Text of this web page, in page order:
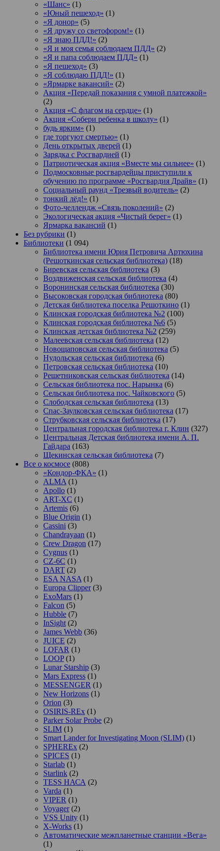
«Шанс» (1)
«Юный пешеход» (1)
«Я донор» (5)
«Я дружу со светофором!» (1)
«Я знаю ПДД!» (2)
«Я и моя семья соблюдаем ПДД» (2)
«Я и папа соблюдаем ПДД» (1)
«Я пешеход» (3)
«Я соблюдаю ПДД!» (1)
«Ярмарке вакансий» (2)
Акция «Передай показания с умной платежкой»
(2)
Акция «С флагом на сердце» (1)
Акция «Собери ребенка в школу» (1)
будь ярким» (1)
где торгуют смертью» (1)
День открытых дверей (1)
Зарядка с Росгвардией (1)
Патриотическая акция «Вместе мы сильнее» (1)
Подмосковные росгвардейцы приступили к
обучению по программе «Росгвардия Драйв» (1)
Социальный раунд «Трезвый водитель» (2)
тонкий лёд!» (1)
Фото-челлендж «Связь поколений» (2)
Экологическая акция «Чистый берег» (1)
Ярмарка вакансий (1)
Без рубрики (1)
Библиотеки (1 094)
Библиотека имени Юрия Петровича Артюхина
(Решоткинская сельская библиотека) (18)
Биревская сельская библиотека (3)
Воздвиженская сельская библиотека (4)
Воронинская сельская библиотека (30)
Высоковская городская библиотека (80)
Детская библиотека поселка Решоткино (1)
Клинская городская библиотека №2 (100)
Клинская городская библиотека №6 (5)
Клинская детская библиотека №2 (259)
Малеевская сельская библиотека (12)
Новощаповская сельская библиотека (5)
Нудольская сельская библиотека (6)
Петровская сельская библиотека (10)
Решетниковская сельская библиотека (14)
Сельская библиотека пос. Нарынка (6)
Сельская библиотека пос. Чайковского (5)
Слободская сельская библиотека (13)
Спас-Заулковская сельская библиотека (17)
Струбковская сельская библиотека (17)
Центральная городская библиотека г. Клин (327)
Центральная Детская библиотека имени А. П.
Гайдара (163)
Щекинская сельская библиотека (7)
Все о космосе (808)
«Кондор-ФКА» (1)
ALMA (1)
Apollo (1)
ART-XC (1)
Artemis (6)
Blue Origin (1)
Cassini (3)
Chandrayaan (1)
Crew Dragon (17)
Cygnus (1)
CZ-6C (1)
DART (2)
ESA NASA (1)
Europa Clipper(3)
ExoMars (1)
Falcon (5)
Hubble (7)
InSight (2)
James Webb (36)
JUICE (2)
LOFAR (1)
LOOP(1)
Lunar Starship (3)
Mars Express (1)
MESSENGER (1)
New Horizons (1)
Orion (3)
OSIRIS-REx (1)
Parker Solar Probe (2)
SLIM (1)
Smart Lander for Investigating Moon (SLIM) (1)
SPHEREx (2)
SPICES (1)
Starlab (1)
Starlink (2)
TESS НАСА (2)
Varda (1)
VIPER (1)
Voyager(2)
VSS Unity (1)
X-Works (1)
Автоматические межпланетные станции «Вега»
(1)